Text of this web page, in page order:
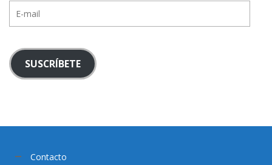
mail
SUSCRÍBETE
Contacto